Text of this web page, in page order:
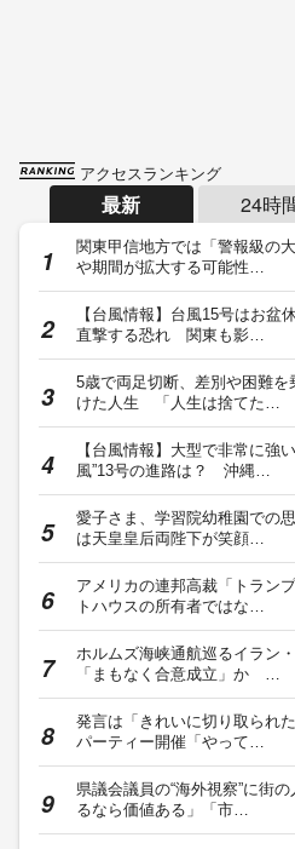
アクセスランキング
最新 24時
関東甲信地方では「警報級の
や期間が拡大する可能性…
【台風情報】台風15号はお盆
直撃する恐れ 関東も影…
5歳で両足切断、差別や困難を
けた人生 「人生は捨てた…
【台風情報】大型で非常に強
風”13号の進路は？ 沖縄…
愛子さま、学習院幼稚園での
は天皇皇后両陛下が笑顔…
アメリカの連邦高裁「トラン
トハウスの所有者ではな…
ホルムズ海峡通航巡るイラン
「まもなく合意成立」か …
発言は「きれいに切り取られ
パーティー開催「やって…
県議会議員の“海外視察”に街
るなら価値ある」「市…